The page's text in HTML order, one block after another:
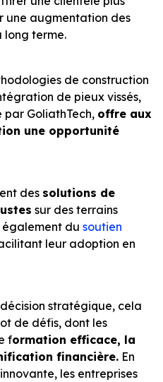
une augmentation des
long terme.
de construction
de pieux vissés,
GoliathTech, offre aux
une opportunité
des solutions de
sur des terrains
également du soutien
leur adoption en
stratégique, cela
de défis, dont les
formation efficace, la
financière. En
les entreprises